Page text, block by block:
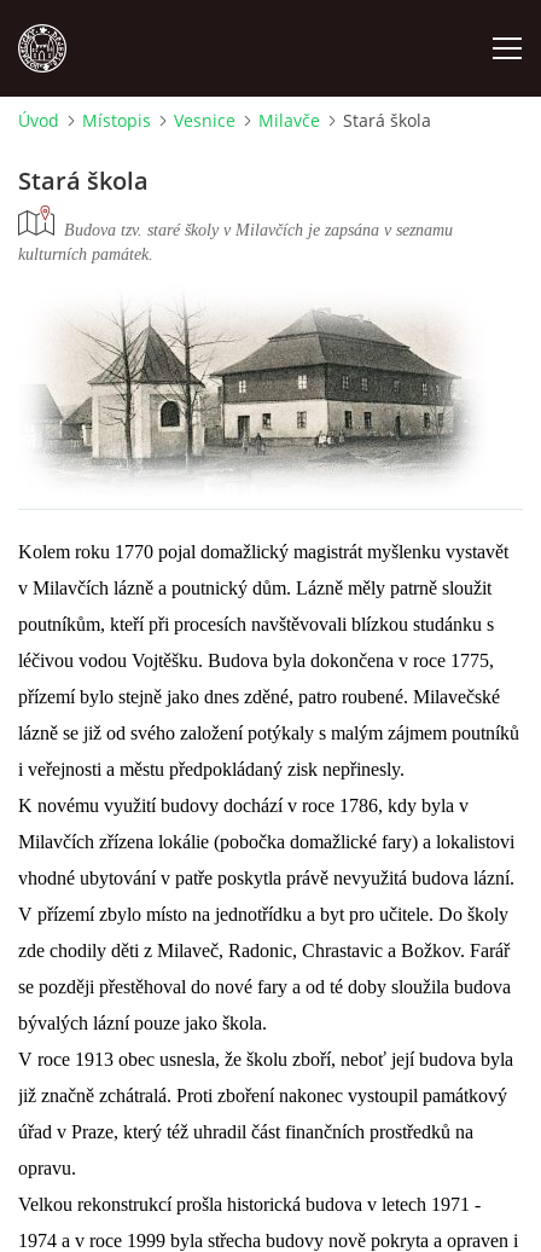
NÁRODOPIS
ODKAZY
O NÁS
DŮL NA SLÍDU (NA KOLE)
Kontakt:
tel. 773 916 275
info@domdej.cz
--------------------------------------------------------------
Tento projekt je realizován za finanční podpory
města Domažlice.
© 2026 eStránky.cz Aktualizováno: 17. 7. 2026 |Nahoru ↑
Úvod Místopis Vesnice Milavče Stará škola
Stará škola
Budova tzv. staré školy v Milavčích je zapsána v seznamu
kulturních památek.
Kolem roku 1770 pojal domažlický magistrát myšlenku vystavět
v Milavčích lázně a poutnický dům. Lázně měly patrně sloužit
poutníkům, kteří při procesích navštěvovali blízkou studánku s
léčivou vodou Vojtěšku. Budova byla dokončena v roce 1775,
přízemí bylo stejně jako dnes zděné, patro roubené. Milavečské
lázně se již od svého založení potýkaly s malým zájmem poutníků
i veřejnosti a městu předpokládaný zisk nepřinesly.
K novému využití budovy dochází v roce 1786, kdy byla v
Milavčích zřízena lokálie (pobočka domažlické fary) a lokalistovi
vhodné ubytování v patře poskytla právě nevyužitá budova lázní.
V přízemí zbylo místo na jednotřídku a byt pro učitele. Do školy
zde chodily děti z Milaveč, Radonic, Chrastavic a Božkov. Farář
se později přestěhoval do nové fary a od té doby sloužila budova
bývalých lázní pouze jako škola.
V roce 1913 obec usnesla, že školu zboří, neboť její budova byla
již značně zchátralá. Proti zboření nakonec vystoupil památkový
úřad v Praze, který též uhradil část finančních prostředků na
opravu.
Velkou rekonstrukcí prošla historická budova v letech 1971 -
1974 a v roce 1999 byla střecha budovy nově pokryta a opraven i